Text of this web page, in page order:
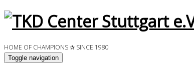
HOME OF CHAMPIONS ✰ SINCE 1980
Toggle navigation